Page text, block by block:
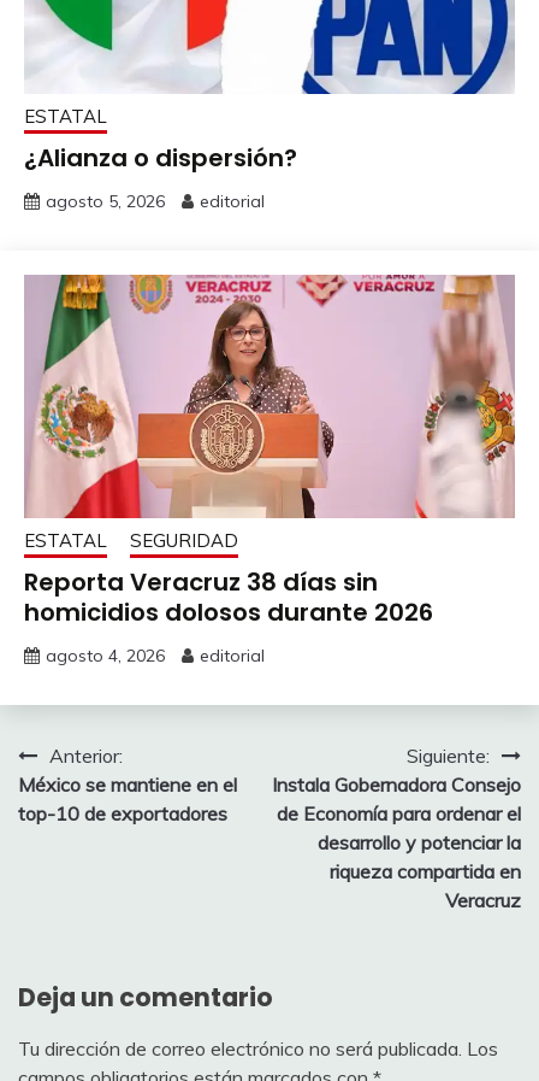
ESTATAL
¿Alianza o dispersión?
agosto 5, 2026 editorial
ESTATAL SEGURIDAD
Reporta Veracruz 38 días sin
homicidios dolosos durante 2026
agosto 4, 2026 editorial
Navegación
de
Anterior:
México se mantiene en el
top-10 de exportadores
Siguiente:
Instala Gobernadora Consejo
de Economía para ordenar el
desarrollo y potenciar la
riqueza compartida en
Veracruz
Deja un comentario
Tu dirección de correo electrónico no será publicada. Los